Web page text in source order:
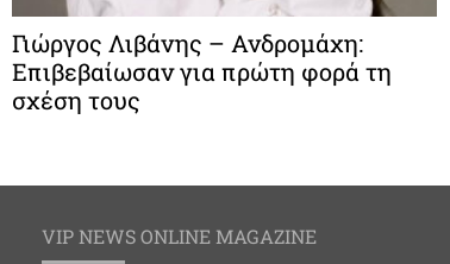
Γιώργος Λιβάνης – Ανδρομάχη:
Επιβεβαίωσαν για πρώτη φορά τη
σχέση τους
VIP NEWS ONLINE MAGAZINE